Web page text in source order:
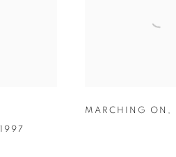
1997
MARCHING ON ,